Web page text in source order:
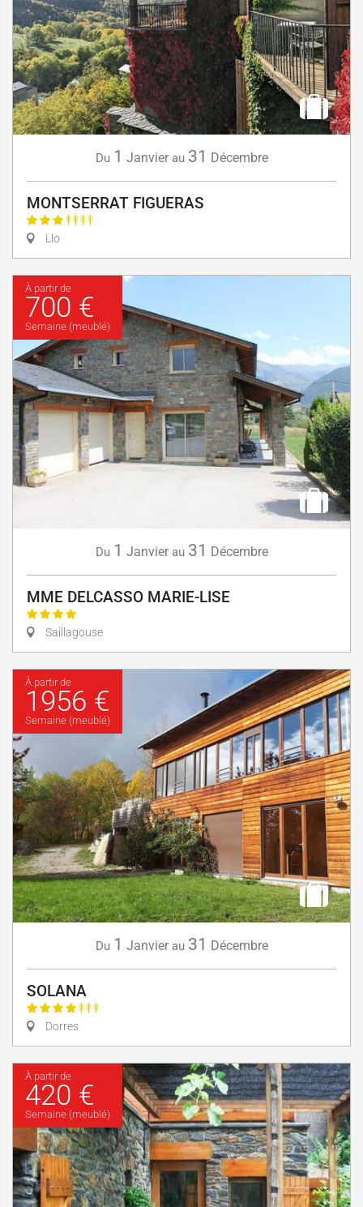
Du 1 Janvier au 31 Décembre
MONTSERRAT FIGUERAS
Llo
À partir de
700 €
Semaine (meublé)
Du 1 Janvier au 31 Décembre
MME DELCASSO MARIE-LISE
Saillagouse
À partir de
1956 €
Semaine (meublé)
Du 1 Janvier au 31 Décembre
SOLANA
Dorres
À partir de
420 €
Semaine (meublé)